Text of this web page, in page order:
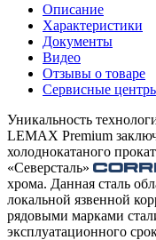
Описание
Характеристики
Документы
Видео
Отзывы о товаре
Сервисные
Уникальность
LEMAX Premium
холоднокатаного
«Северсталь»
хрома. Данная сталь
локальной язвенной
рядовыми марками
эксплуатационного